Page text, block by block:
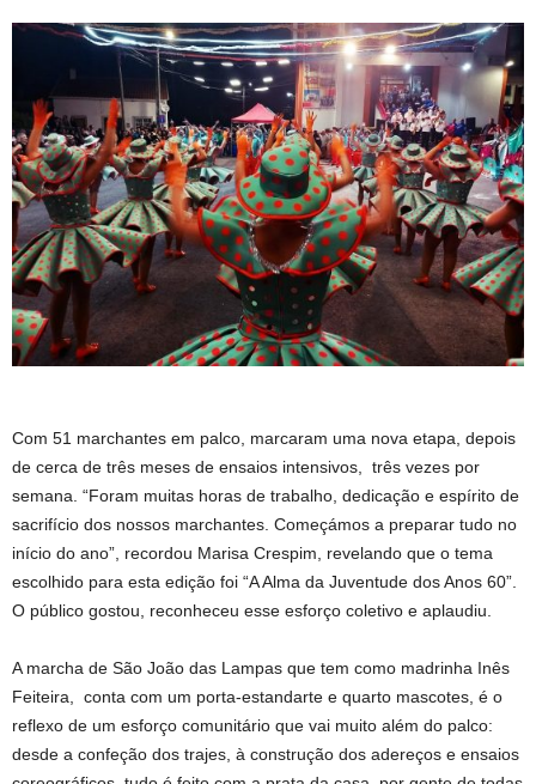
Com 51 marchantes em palco, marcaram uma nova etapa, depois
de cerca de três meses de ensaios intensivos, três vezes por
semana. “Foram muitas horas de trabalho, dedicação e espírito de
sacrifício dos nossos marchantes. Começámos a preparar tudo no
início do ano”, recordou Marisa Crespim, revelando que o tema
escolhido para esta edição foi “A Alma da Juventude dos Anos 60”.
O público gostou, reconheceu esse esforço coletivo e aplaudiu.
A marcha de São João das Lampas que tem como madrinha Inês
Feiteira, conta com um porta-estandarte e quarto mascotes, é o
reflexo de um esforço comunitário que vai muito além do palco:
desde a confeção dos trajes, à construção dos adereços e ensaios